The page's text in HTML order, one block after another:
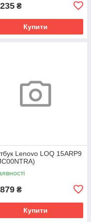
₴
Купити
Lenovo LOQ 15ARP9
₴
Купити